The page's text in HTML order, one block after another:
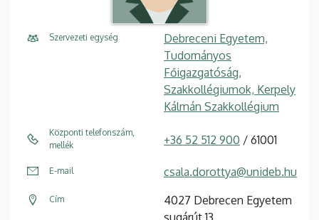
Szervezeti egység
Debreceni Egyetem,
Tudományos
Főigazgatóság,
Szakkollégiumok, Kerpely
Kálmán Szakkollégium
Központi telefonszám,
mellék
+36 52 512 900 / 61001
E-mail csala.dorottya@unideb.hu
Cím
4027 Debrecen Egyetem
sugárút 13